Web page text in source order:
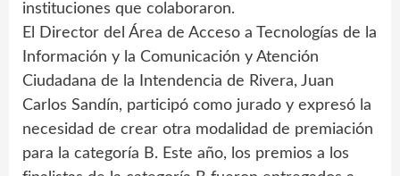
instituciones que colaboraron.
El Director del Área de Acceso a Tecnologías de la
Información y la Comunicación y Atención
Ciudadana de la Intendencia de Rivera, Juan
Carlos Sandín, participó como jurado y expresó la
necesidad de crear otra modalidad de premiación
para la categoría B. Este año, los premios a los